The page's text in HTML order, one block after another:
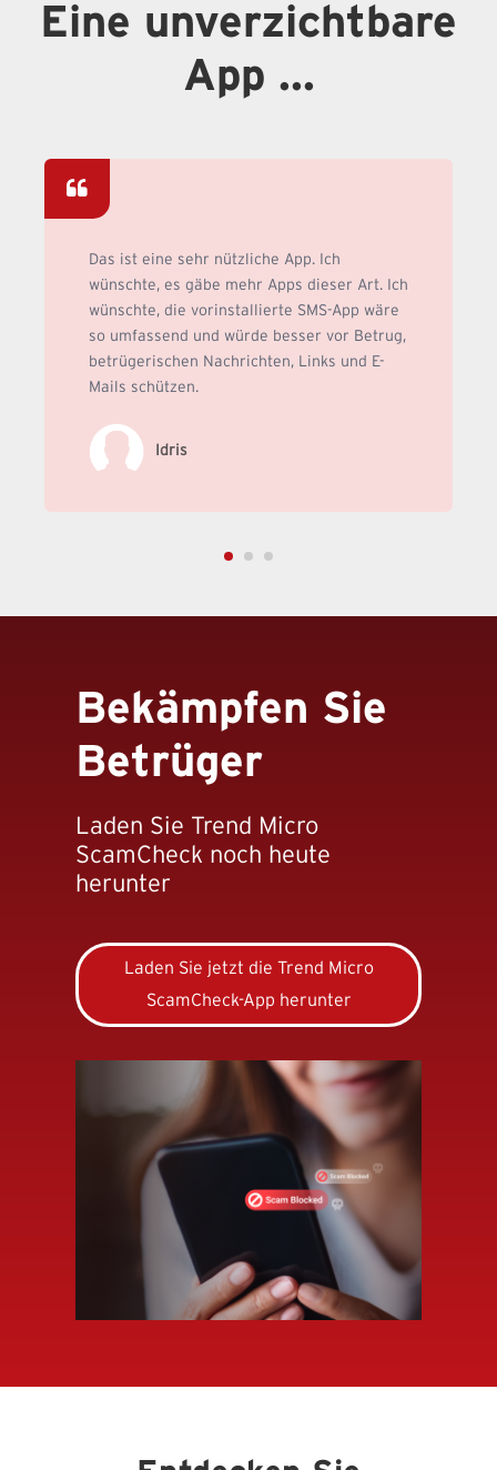
Eine unverzichtbare
App ...
Das ist eine sehr nützliche App. Ich
wünschte, es gäbe mehr Apps dieser Art. Ich
wünschte, die vorinstallierte SMS-App wäre
so umfassend und würde besser vor Betrug,
betrügerischen Nachrichten, Links und E-
Mails schützen.
Idris
Bekämpfen Sie
Betrüger
Laden Sie Trend Micro
ScamCheck noch heute
herunter
Laden Sie jetzt die Trend Micro
ScamCheck-App herunter